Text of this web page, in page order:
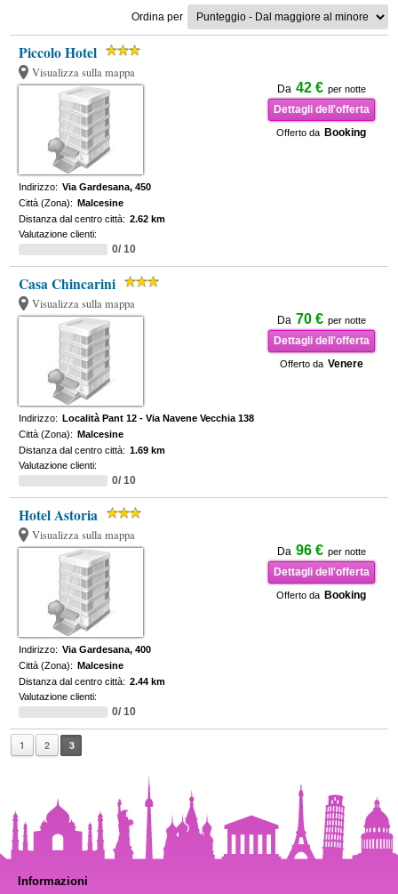
Ordina per
Piccolo Hotel
Visualizza sulla mappa
Da 42 € per notte
Dettagli dell'offerta
Offerto da Booking
Indirizzo: Via Gardesana, 450
Città (Zona): Malcesine
Distanza dal centro città: 2.62 km
Valutazione clienti:
0/ 10
Casa Chincarini
Visualizza sulla mappa
Da 70 € per notte
Dettagli dell'offerta
Offerto da Venere
Indirizzo: Località Pant 12 - Via Navene Vecchia 138
Città (Zona): Malcesine
Distanza dal centro città: 1.69 km
Valutazione clienti:
0/ 10
Hotel Astoria
Visualizza sulla mappa
Da 96 € per notte
Dettagli dell'offerta
Offerto da Booking
Indirizzo: Via Gardesana, 400
Città (Zona): Malcesine
Distanza dal centro città: 2.44 km
Valutazione clienti:
0/ 10
1 2 3
Informazioni